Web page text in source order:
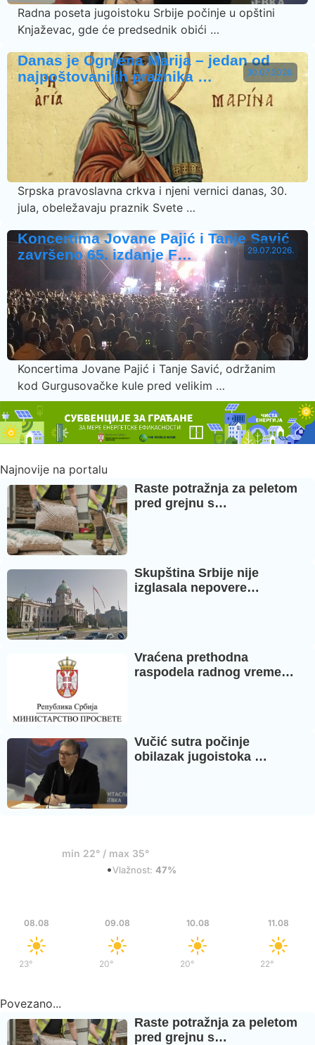
Radna poseta jugoistoku Srbije počinje u opštini
Knjaževac, gde će predsednik obići …
30.07.2026.
Danas je Ognjena Marija – jedan od
najpoštovanijih praznika …
Srpska pravoslavna crkva i njeni vernici danas, 30.
jula, obeležavaju praznik Svete …
29.07.2026.
Koncertima Jovane Pajić i Tanje Savić
završeno 65. izdanje F…
Koncertima Jovane Pajić i Tanje Savić, održanim
kod Gurgusovačke kule pred velikim …
Najnovije na portalu
Raste potražnja za peletom
pred grejnu s…
Skupština Srbije nije
izglasala nepovere…
Vraćena prethodna
raspodela radnog vreme…
Vučić sutra počinje
obilazak jugoistoka …
min 22° / max 35°
•Vlažnost: 47%
08.08
23°
09.08
20°/
10.08
20°/
11.08
22°
Povezano...
Raste potražnja za peletom
pred grejnu s…